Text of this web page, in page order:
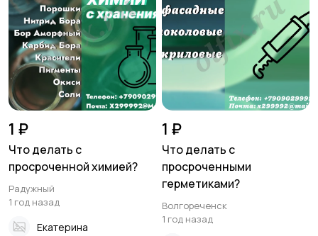
1 ₽
Что делать с
просроченной химией?
Радужный
1 год назад
Екатерина
1 ₽
Что делать с
просроченными
герметиками?
Волгореченск
1 год назад